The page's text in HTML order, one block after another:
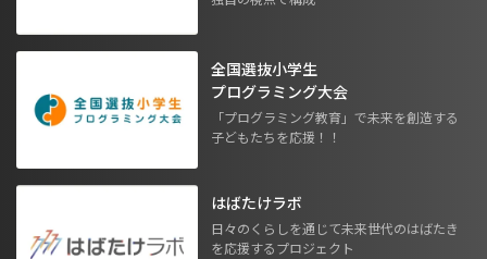
全国選抜小学生
プログラミング大会
「プログラミング教育」で未来を創造する
子どもたちを応援！！
はばたけラボ
日々のくらしを通じて未来世代のはばたき
を応援するプロジェクト